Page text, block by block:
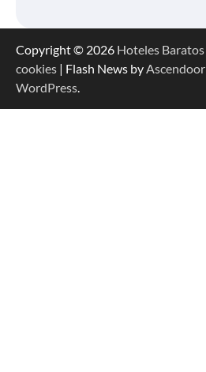
Copyright © 2026 Hoteles Baratos
cookies | Flash News byAscendoor
WordPress.